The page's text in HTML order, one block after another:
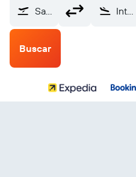
Samaná El Catey (AZS) Internacional de Dallas-Fort Worth (DFW)
Buscar